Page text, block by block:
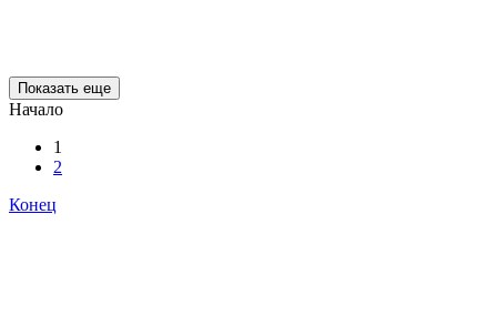
Показать еще
Начало
1
2
Конец